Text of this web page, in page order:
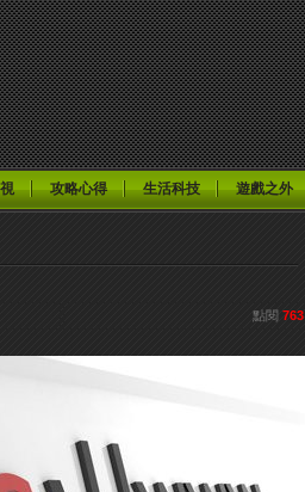
攻略心得 生活科技 遊戲之外
點閱 763